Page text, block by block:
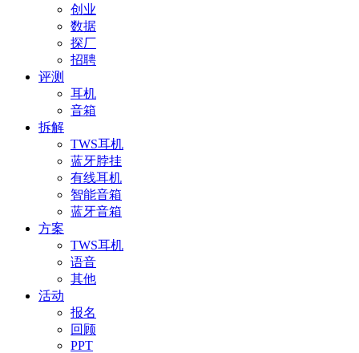
创业
数据
探厂
招聘
评测
耳机
音箱
拆解
TWS耳机
蓝牙脖挂
有线耳机
智能音箱
蓝牙音箱
方案
TWS耳机
语音
其他
活动
报名
回顾
PPT